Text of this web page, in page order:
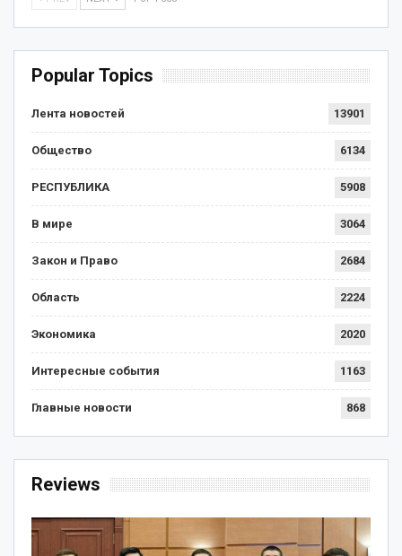
Popular Topics
Лента новостей 13901
Общество 6134
РЕСПУБЛИКА 5908
В мире 3064
Закон и Право 2684
Область 2224
Экономика 2020
Интересные события 1163
Главные новости 868
Reviews